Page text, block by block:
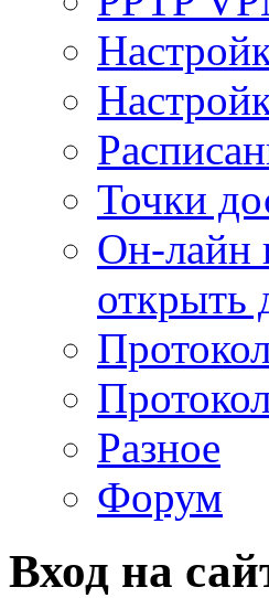
Точки
Он-лайн
открыть
Разное
Форум
Вход на